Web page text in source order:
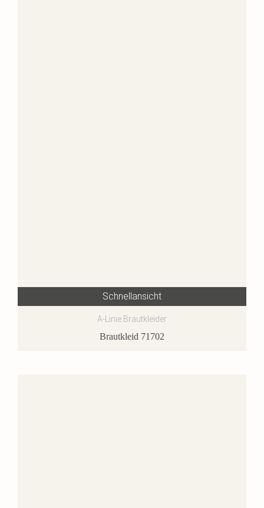
Schnellansicht
A-Linie Brautkleider
Brautkleid 71702